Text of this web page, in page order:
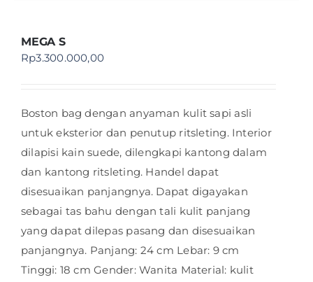
MEGA S
Rp3.300.000,00
Boston bag dengan anyaman kulit sapi asli
untuk eksterior dan penutup ritsleting. Interior
dilapisi kain suede, dilengkapi kantong dalam
dan kantong ritsleting. Handel dapat
disesuaikan panjangnya. Dapat digayakan
sebagai tas bahu dengan tali kulit panjang
yang dapat dilepas pasang dan disesuaikan
panjangnya. Panjang: 24 cm Lebar: 9 cm
Tinggi: 18 cm Gender: Wanita Material: kulit